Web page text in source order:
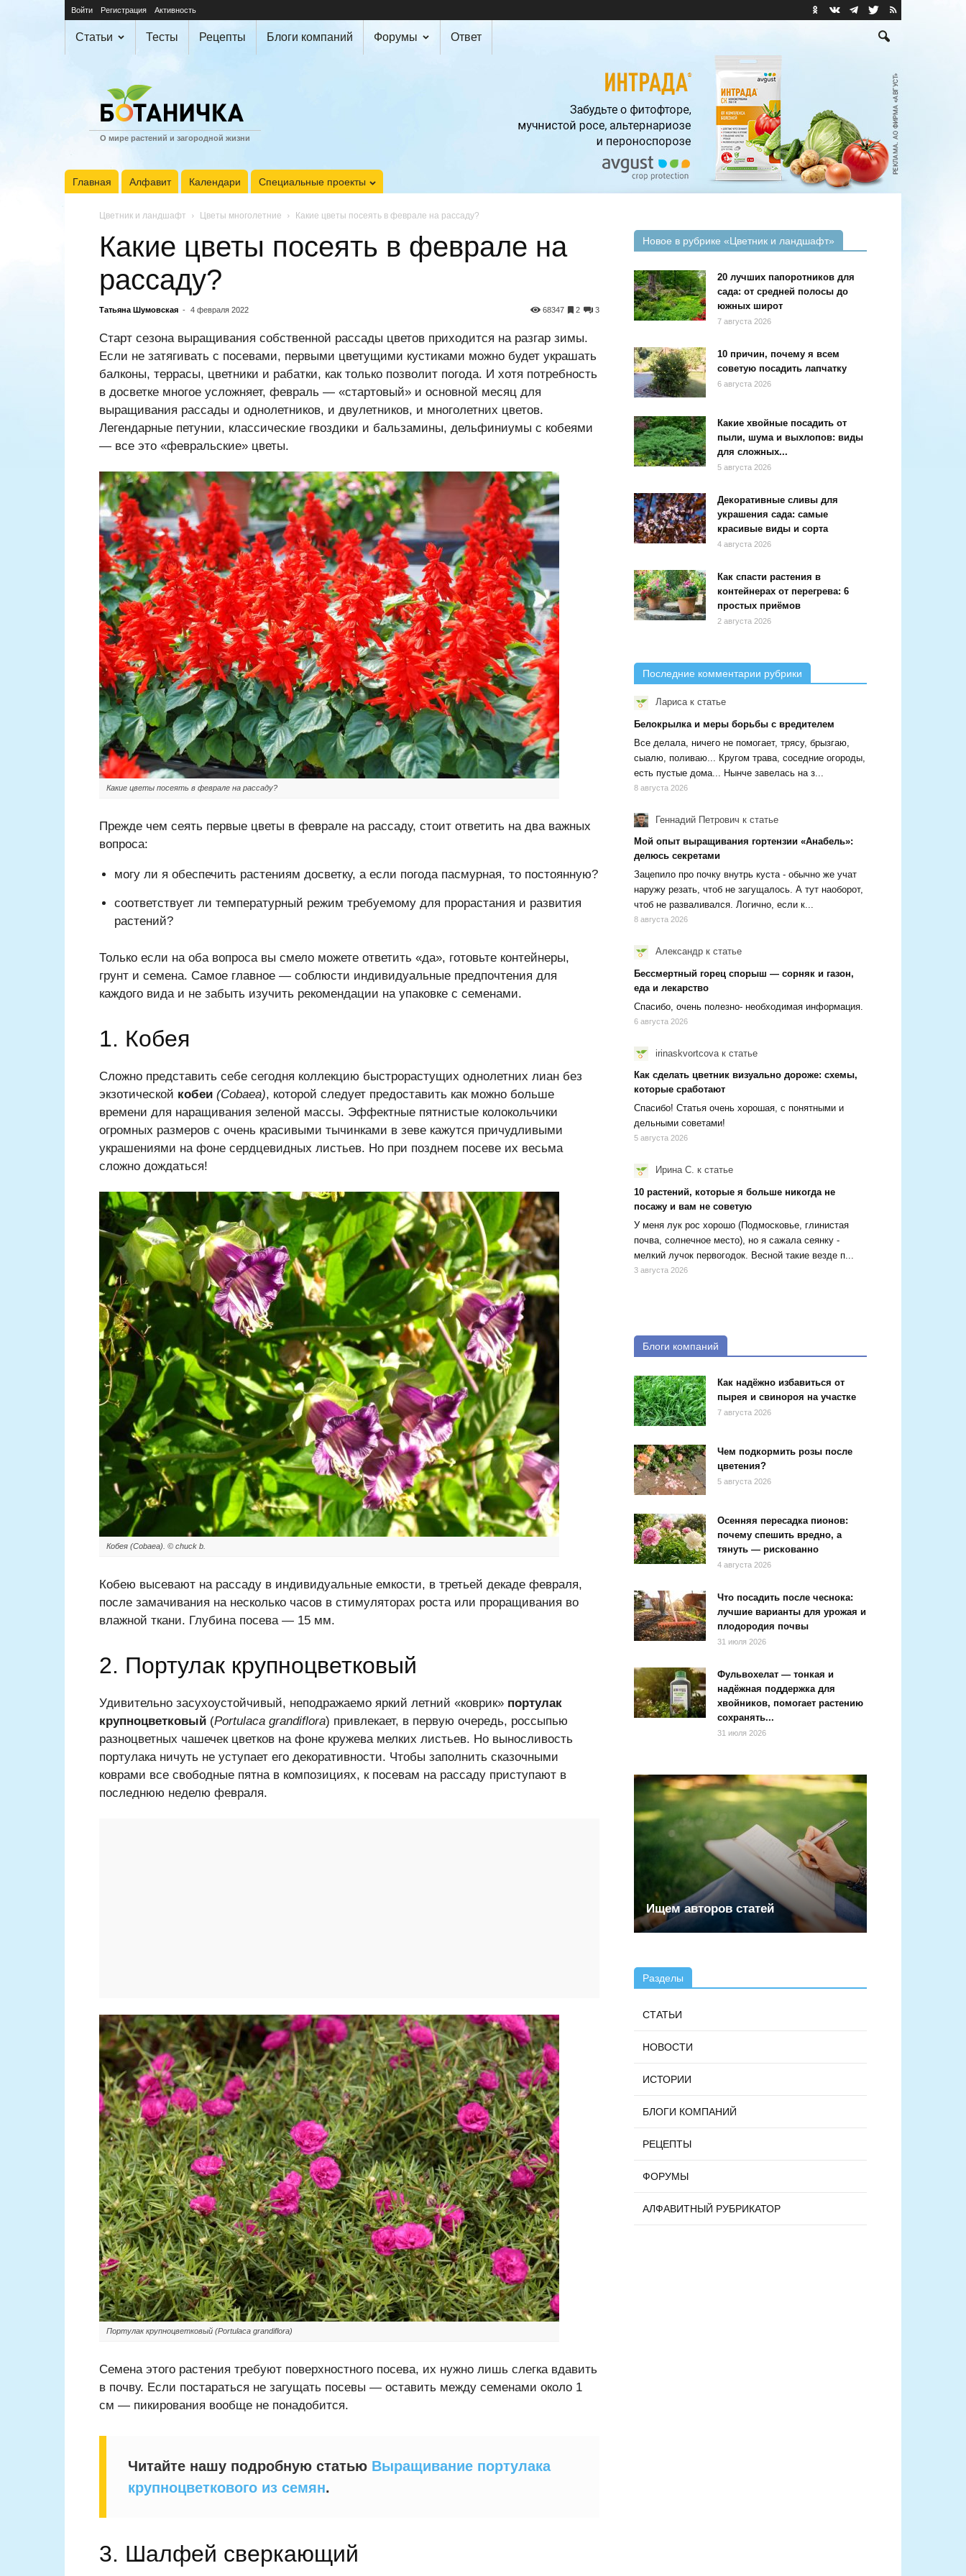
Войти Регистрация Активность
Статьи Тесты Рецепты Блоги компаний Форумы Ответ
О мире растений и загородной жизни
Главная Алфавит Календари Специальные проекты
Цветник и ландшафт Цветы многолетние Какие цветы посеять в феврале на рассаду?
Какие цветы посеять в феврале на
рассаду?
Татьяна Шумовская - 4 февраля 2022 3
2
68347
Старт сезона выращивания собственной рассады цветов приходится на разгар зимы.
Если не затягивать с посевами, первыми цветущими кустиками можно будет украшать
балконы, террасы, цветники и рабатки, как только позволит погода. И хотя потребность
в досветке многое усложняет, февраль — «стартовый» и основной месяц для
выращивания рассады и однолетников, и двулетников, и многолетних цветов.
Легендарные петунии, классические гвоздики и бальзамины, дельфиниумы с кобеями
— все это «февральские» цветы.
Какие цветы посеять в феврале на рассаду?
Прежде чем сеять первые цветы в феврале на рассаду, стоит ответить на два важных
вопроса:
могу ли я обеспечить растениям досветку, а если погода пасмурная, то постоянную?
соответствует ли температурный режим требуемому для прорастания и развития
растений?
Только если на оба вопроса вы смело можете ответить «да», готовьте контейнеры,
грунт и семена. Самое главное — соблюсти индивидуальные предпочтения для
каждого вида и не забыть изучить рекомендации на упаковке с семенами.
1. Кобея
Сложно представить себе сегодня коллекцию быстрорастущих однолетних лиан без
экзотической кобеи (Cobaea), которой следует предоставить как можно больше
времени для наращивания зеленой массы. Эффектные пятнистые колокольчики
огромных размеров с очень красивыми тычинками в зеве кажутся причудливыми
украшениями на фоне сердцевидных листьев. Но при позднем посеве их весьма
сложно дождаться!
Кобея (Cobaea). © chuck b.
Кобею высевают на рассаду в индивидуальные емкости, в третьей декаде февраля,
после замачивания на несколько часов в стимуляторах роста или проращивания во
влажной ткани. Глубина посева — 15 мм.
2. Портулак крупноцветковый
Удивительно засухоустойчивый, неподражаемо яркий летний «коврик» портулак
крупноцветковый (Portulaca grandiflora) привлекает, в первую очередь, россыпью
разноцветных чашечек цветков на фоне кружева мелких листьев. Но выносливость
портулака ничуть не уступает его декоративности. Чтобы заполнить сказочными
коврами все свободные пятна в композициях, к посевам на рассаду приступают в
последнюю неделю февраля.
Портулак крупноцветковый (Portulaca grandiflora)
Семена этого растения требуют поверхностного посева, их нужно лишь слегка вдавить
в почву. Если постараться не загущать посевы — оставить между семенами около 1
см — пикирования вообще не понадобится.
Читайте нашу подробную статью Выращивание портулака
крупноцветкового из семян.
3. Шалфей сверкающий
Новое в рубрике «Цветник и ландшафт»
20 лучших папоротников для
сада: от средней полосы до
южных широт
7 августа 2026
10 причин, почему я всем
советую посадить лапчатку
6 августа 2026
Какие хвойные посадить от
пыли, шума и выхлопов: виды
для сложных...
5 августа 2026
Декоративные сливы для
украшения сада: самые
красивые виды и сорта
4 августа 2026
Как спасти растения в
контейнерах от перегрева: 6
простых приёмов
2 августа 2026
Последние комментарии рубрики
Ларисак статье
Белокрылка и меры борьбы с вредителем
Все делала, ничего не помогает, трясу, брызгаю,
сыалю, поливаю... Кругом трава, соседние огороды,
есть пустые дома... Нынче завелась на з...
8 августа 2026
Геннадий Петрович к статье
Мой опыт выращивания гортензии «Анабель»:
делюсь секретами
Зацепило про почку внутрь куста - обычно же учат
наружу резать, чтоб не загущалось. А тут наоборот,
чтоб не разваливался. Логично, если к...
8 августа 2026
Александр к статье
Бессмертный горец спорыш — сорняк и газон,
еда и лекарство
Спасибо, очень полезно- необходимая информация.
6 августа 2026
irinaskvortcova к статье
Как сделать цветник визуально дороже: схемы,
которые сработают
Спасибо! Статья очень хорошая, с понятными и
дельными советами!
5 августа 2026
Ирина С. к статье
10 растений, которые я больше никогда не
посажу и вам не советую
У меня лук рос хорошо (Подмосковье, глинистая
почва, солнечное место), но я сажала сеянку -
мелкий лучок первогодок. Весной такие везде п...
3 августа 2026
Блоги компаний
Как надёжно избавиться от
пырея и свинороя на участке
7 августа 2026
Чем подкормить розы после
цветения?
5 августа 2026
Осенняя пересадка пионов:
почему спешить вредно, а
тянуть — рискованно
4 августа 2026
Что посадить после чеснока:
лучшие варианты для урожая и
плодородия почвы
31 июля 2026
Фульвохелат — тонкая и
надёжная поддержка для
хвойников, помогает растению
сохранять...
31 июля 2026
Ищем авторов статей
Разделы
СТАТЬИ
НОВОСТИ
ИСТОРИИ
БЛОГИ КОМПАНИЙ
РЕЦЕПТЫ
ФОРУМЫ
АЛФАВИТНЫЙ РУБРИКАТОР